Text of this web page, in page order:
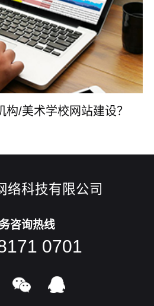
/美术学校网站建设？
络科技有限公司
咨询热线
0701